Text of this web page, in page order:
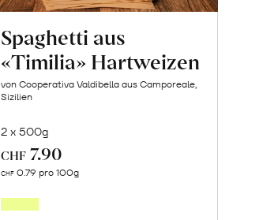
Spaghetti aus
«Timilia» Hartweizen
von Cooperativa Valdibella aus Camporeale,
Sizilien
2 x 500g
CHF 7.90
CHF 0.79 pro 100g